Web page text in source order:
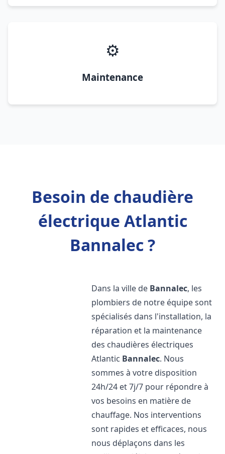
⚙️
Maintenance
Besoin de chaudière
électrique Atlantic
Bannalec ?
Dans la ville de Bannalec, les
plombiers de notre équipe sont
spécialisés dans l'installation, la
réparation et la maintenance
des chaudières électriques
Atlantic Bannalec. Nous
sommes à votre disposition
24h/24 et 7j/7 pour répondre à
vos besoins en matière de
chauffage. Nos interventions
sont rapides et efficaces, nous
nous déplaçons dans les